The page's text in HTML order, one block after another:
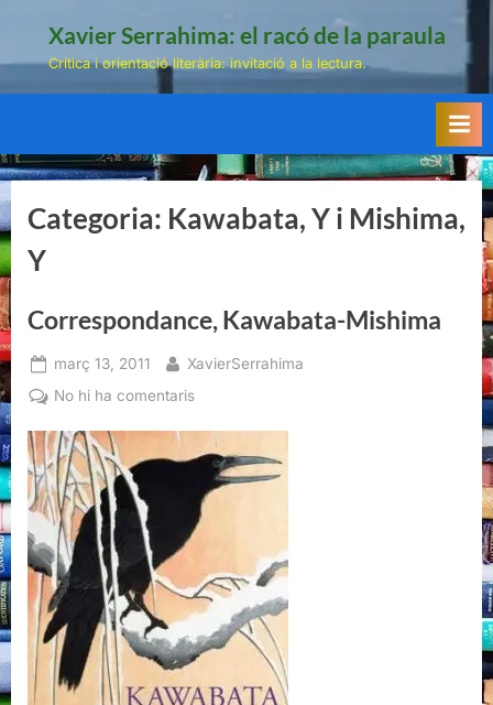
Xavier Serrahima: el racó de la paraula
Crítica i orientació literària: invitació a la lectura.
Categoria: Kawabata, Y i Mishima,
Y
Correspondance, Kawabata-Mishima
Posted
on
març 13, 2011 By
XavierSerrahima
No hi ha comentarisa
Kawabata-
Mishima